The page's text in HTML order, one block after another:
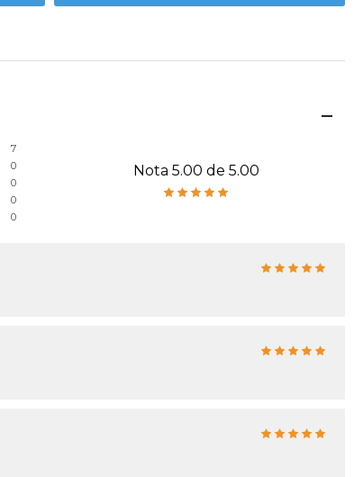
7
0
0
0
0
Nota 5.00 de 5.00